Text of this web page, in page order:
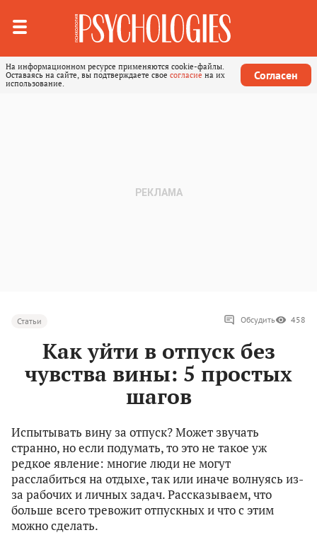
На информационном ресурсе применяются cookie-файлы.
Оставаясь на сайте, вы подтверждаете свое согласие на их
использование.
Согласен
Статьи Обсудить 458
Как уйти в отпуск без
чувства вины: 5 простых
шагов
Испытывать вину за отпуск? Может звучать
странно, но если подумать, то это не такое уж
редкое явление: многие люди не могут
расслабиться на отдыхе, так или иначе волнуясь из-
за рабочих и личных задач. Рассказываем, что
больше всего тревожит отпускных и что с этим
можно сделать.